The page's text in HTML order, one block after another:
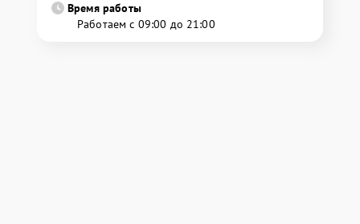
Время работы
Работаем с 09:00 до 21:00